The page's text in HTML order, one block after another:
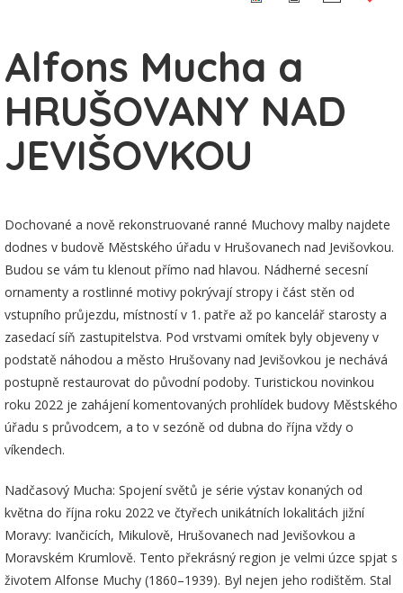
Alfons Mucha a
HRUŠOVANY NAD
JEVIŠOVKOU
Dochované a nově rekonstruované ranné Muchovy malby najdete
dodnes v budově Městského úřadu v Hrušovanech nad Jevišovkou.
Budou se vám tu klenout přímo nad hlavou. Nádherné secesní
ornamenty a rostlinné motivy pokrývají stropy i část stěn od
vstupního průjezdu, místností v 1. patře až po kancelář starosty a
zasedací síň zastupitelstva. Pod vrstvami omítek byly objeveny v
podstatě náhodou a město Hrušovany nad Jevišovkou je nechává
postupně restaurovat do původní podoby. Turistickou novinkou
roku 2022 je zahájení komentovaných prohlídek budovy Městského
úřadu s průvodcem, a to v sezóně od dubna do října vždy o
víkendech.
Nadčasový Mucha: Spojení světů je série výstav konaných od
května do října roku 2022 ve čtyřech unikátních lokalitách jižní
Moravy: Ivančicích, Mikulově, Hrušovanech nad Jevišovkou a
Moravském Krumlově. Tento překrásný region je velmi úzce spjat s
životem Alfonse Muchy (1860–1939). Byl nejen jeho rodištěm. Stal